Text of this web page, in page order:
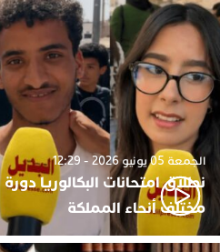
الجمعة 05 يونيو 2026 - 12:29
مختلف أنحاء المملكة